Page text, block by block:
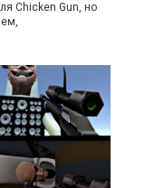
Chicken Gun, но